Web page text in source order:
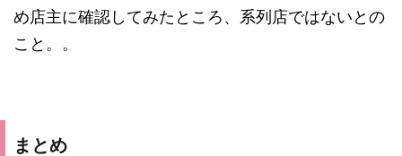
め店主に確認してみたところ、系列店ではないとの
こと。。
まとめ